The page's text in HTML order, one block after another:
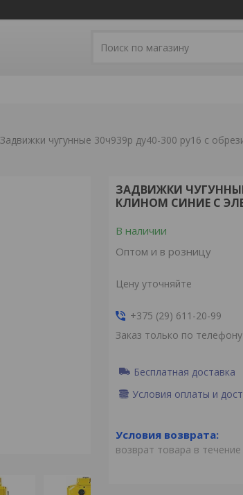
Задвижки чугунные 30ч939р ду40-300 ру16 с
ЗАДВИЖКИ ЧУГУННЫЕ
КЛИНОМ СИНИЕ С
В наличии
Оптом и в розницу
Цену уточняйте
+375 (29) 611-20-99
Заказ только по телефону
Бесплатная доставка
Условия оплаты и
возврат товара в